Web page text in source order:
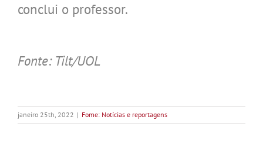
conclui o professor.
Fonte: Tilt/UOL
janeiro 25th, 2022 | Fome: Notícias e reportagens